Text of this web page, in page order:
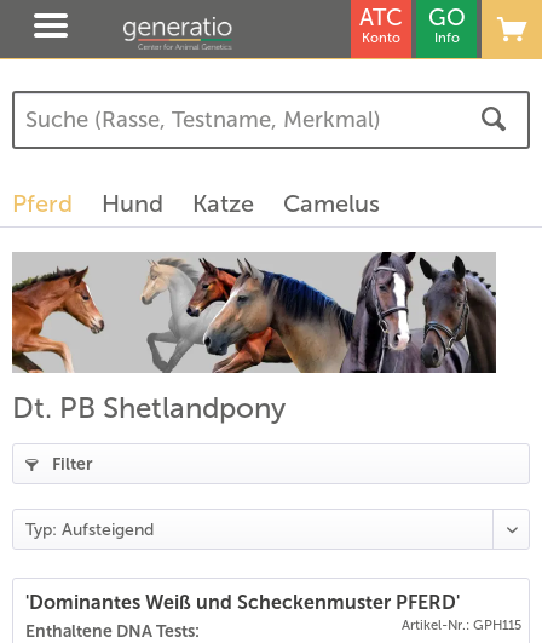
ATC
Konto
GO
Info
Pferd Hund Katze Camelus
(18)
26)
Dt. PB Shetlandpony
Filter
'Dominantes Weiß und Scheckenmuster PFERD'
Artikel-Nr.: GPH115
Enthaltene DNA Tests: